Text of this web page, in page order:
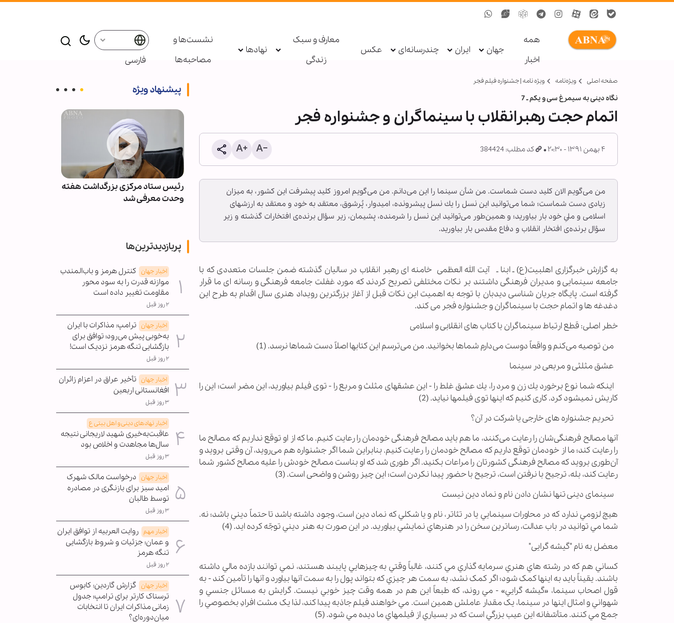
همه
اخبار
جهان ایران چندرسانه‌ای عکس
معارف و سبک
زندگی
نهادها
نشست‌ها و
مصاحبه‌ها
فارسی
صفحه اصلی ویژه‌نامه‌ ویژه نامه | جشنواره فیلم فجر
نگاه دینی به سیمرغ سی و یکم ـ 7
اتمام حجت رهبرانقلاب با سینماگران و جشنواره فجر
۴ بهمن ۱۳۹۱ - ۲۰:۳۰ کد مطلب: 384424
من مى‌گويم الان كليد دست شماست. من شأن سينما را اين مى‌دانم. من مى‌گويم امروز كليد پيشرفت اين كشور، به ميزان
زيادى دست شماست؛ شما مى‌توانيد اين نسل را يك نسل پيشرونده، اميدوار، پُرشوق، معتقد به خود و معتقد به ارزشهاى
اسلامى و ملىِ خود بار بياوريد؛ و همين‌طور مى‌توانيد اين نسل را شرمنده، پشيمان، زير سؤال برنده‌ى افتخارات گذشته و زير
سؤال برنده‌ى افتخار انقلاب و دفاع مقدس بار بياوريد.
به گزارش خبرگزاری اهل‏بیت(ع) ـ ابنا ـ آیت الله العظمی خامنه ای رهبر انقلاب در سالیان گذشته ضمن جلسات متعددی که با
جامعه سینمایی و مدیران فرهنگی داشتند بر نکات مختلفی تصریح کردند که مورد غفلت جامعه فرهنگی و رسانه ای ما قرار
گرفته است. پایگاه جریان شناسی دیدبان با توجه به اهمیت این نکات قبل از آغاز بزرگترین رویداد هنری سال اقدام به طرح این
دغدغه ها و اتمام حجت با سینماگران و جشنواره فجر می کند.
خطر اصلی: قطع ارتباط سینماگران با کتاب های انقلابی و اسلامی
من توصيه مى‌كنم و واقعاً دوست مى‌دارم شماها بخوانيد. من مى‌ترسم اين كتابها اصلاً دست شماها نرسد. (1)
عشق مثلثی و مربعی در سینما
اينكه شما نوع برخورد يك زن و مرد را، يك عشق غلط را - اين عشقهاى مثلث و مربع را - توى فيلم بياوريد، اين مضر است؛ اين را
كاريش نميشود كرد. كارى كنيم كه اينها توى فيلمها نيايد. (2)
تحریم جشنواره های خارجی یا شرکت در آن؟
آنها مصالح فرهنگى‌شان را رعايت مى‌كنند، ما هم بايد مصالح فرهنگى خودمان را رعايت كنيم. ما كه از او توقع نداريم كه مصالح ما
را رعايت كند؛ ما از خودمان توقع داريم كه مصالح خودمان را رعايت كنيم. بنابراين شما اگر جشنواره هم مى‌رويد، آن وقتى برويد و
آن‌طورى برويد كه مصالح فرهنگى كشورتان را مراعات بكنيد. اگر طورى شد كه او بناست مصالح خودش را عليه مصالح كشور شما
رعايت كند، بله، ترجيح با نرفتن است، ترجيح با حضور پيدا نكردن است؛ اين چيز روشن و واضحى است. (3)
سینمای دینی تنها نشان دادن نام و نماد دین نیست
هيچ لزومي ندارد که در محاورات سينمايي يا در تئاتر، نام و يا شکلي که نماد دين است، وجود داشته باشد تا حتماً ديني باشد؛ نه.
شما مي توانيد در باب عدالت، رساترين سخن را در هنرهاي نمايشي بياوريد. در اين صورت به هنر ديني توجّه کرده ايد. (4)
معضل به نام "گیشه گرایی"
کساني هم که در رشته هاي هنري سرمايه گذاري مي کنند، غالباً وقتي به چيزهايي پايبند هستند، نمي توانند بازده مالي داشته
باشند. يقيناً بايد به اينها کمک شود؛ اگر کمک نشد، به سمت هر چيزي که بتواند پول را به سمت آنها بياورد و آنها را تأمين کند - به
قول اصحاب سينما، «گيشه گرايي» - مي روند، که طبعاً اين هم در همه وقت چيز خوبي نيست. گرايش به مسائل جنسي و
شهواني و امثال اينها در سينما، يک مقدار عاملش همين است. مي خواهند فيلم جاذبه پيدا کند، لذا يک مشت افرادِ بخصوصي را
جمع مي کنند. متأسّفانه اين عيب بزرگي است که در بسياري از فيلمهاي ما ديده مي شود. (5)
پیشنهاد ویژه
نیوزویک: آیا پنج بحران هم‌زمان
می‌توانند جهان را به سمت جنگ
جهانی سوق دهند؟
رئیس ستاد مرکزی بزرگداشت هفته
وحدت معرفی شد
پربازدیدترین‌ها
اخبار جهان کنترل هرمز و باب‌المندب
موازنه قدرت را به سود محور
مقاومت تغییر داده است
۲ روز قبل
اخبار جهان ترامپ: مذاکرات با ایران
به‌خوبی پیش می‌رود؛ توافق برای
بازگشایی تنگه هرمز نزدیک است!
۲ روز قبل
اخبار جهان تأخیر عراق در اعزام زائران
افغانستانی اربعین
۳ روز قبل
اخبار نهادهای دینی و اهل بیتی ع
عاقبت‌به‌خیری شهید لاریجانی نتیجه
سال‌ها مجاهدت و اخلاص بود
۳ روز قبل
اخبار جهان درخواست مالک شهرک
امید سبز برای بازنگری در مصادره
توسط طالبان
۳ روز قبل
اخبار مهم روایت العربیه از توافق ایران
و عمان؛ جزئیات و شروط بازگشایی
تنگه هرمز
۲ روز قبل
اخبار جهان گزارش گاردین: کابوس
ترسناک کارتر برای ترامپ؛ جدول
زمانی مذاکرات ایران تا انتخابات
میان‌دوره‌ای؟